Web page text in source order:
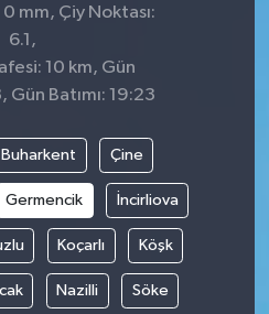
0 mm, Çiy Noktası:
6.1,
10 km, Gün
Gün Batımı: 19:23
Buharkent Çine
Germencik İncirliova
Koçarlı Köşk
Nazilli Söke